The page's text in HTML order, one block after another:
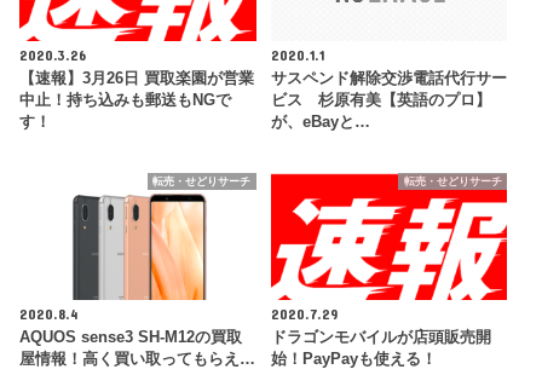
2020.3.26
【速報】3月26日 買取楽園が営業
中止！持ち込みも郵送もNGで
す！
2020.1.1
サスペンド解除交渉電話代行サー
ビス 杉原有美【英語のプロ】
が、eBayと…
転売・せどりサーチ
2020.8.4
AQUOS sense3 SH-M12の買取
屋情報！高く買い取ってもらえ…
転売・せどりサーチ
2020.7.29
ドラゴンモバイルが店頭販売開
始！PayPayも使える！